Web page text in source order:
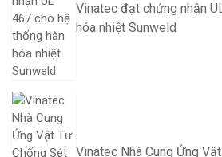
Vinatec đạt chứng nhận
hóa nhiệt Sunweld
Vinatec Nhà Cung Ứng